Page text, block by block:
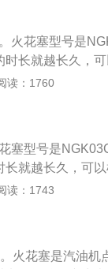
位。
，检查电极是
取出火花塞；
点火线圈对正火
隙，并判断火
筒，旋入火花塞
位。
火花塞型号是
长就越长久，
下：1、拔下点
具，组装工具，
孔，避免物体
旋入螺栓；清洁
是否存在问题，
紧火花塞，关闭
读：1760
塞型号是
就越长久，可
：1、拔下点火
，组装工具，拆
，避免物体进
入螺栓；清洁量
读：1743
火花塞是汽油机